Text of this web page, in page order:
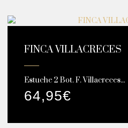
FINCA VILLACRECES
Estuche 2 Bot. F. Villacreces...
64,95€